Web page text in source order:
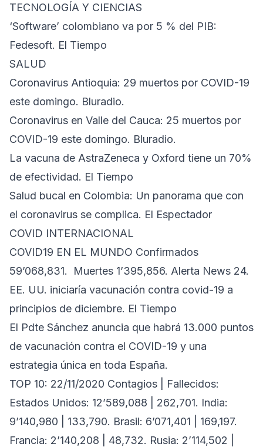
TECNOLOGÍA Y CIENCIAS
‘Software’ colombiano va por 5 % del PIB:
Fedesoft. El Tiempo
SALUD
Coronavirus Antioquia: 29 muertos por COVID-19
este domingo. Bluradio.
Coronavirus en Valle del Cauca: 25 muertos por
COVID-19 este domingo. Bluradio.
La vacuna de AstraZeneca y Oxford tiene un 70%
de efectividad. El Tiempo
Salud bucal en Colombia: Un panorama que con
el coronavirus se complica. El Espectador
COVID INTERNACIONAL
COVID19 EN EL MUNDO Confirmados
59’068,831. Muertes 1’395,856. Alerta News 24.
EE. UU. iniciaría vacunación contra covid-19 a
principios de diciembre. El Tiempo
El Pdte Sánchez anuncia que habrá 13.000 puntos
de vacunación contra el COVID-19 y una
estrategia única en toda España.
TOP 10: 22/11/2020 Contagios | Fallecidos:
Estados Unidos: 12’589,088 | 262,701. India:
9’140,980 | 133,790. Brasil: 6’071,401 | 169,197.
Francia: 2’140,208 | 48,732. Rusia: 2’114,502 |